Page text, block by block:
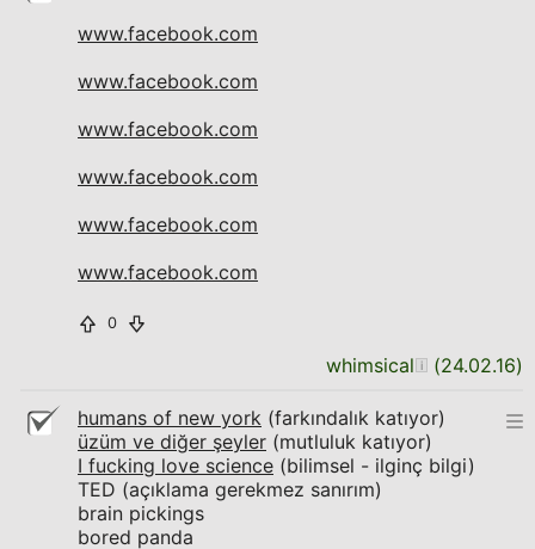
www.facebook.com
www.facebook.com
www.facebook.com
www.facebook.com
www.facebook.com
www.facebook.com
0
whimsical (24.02.16)
humans of new york (farkındalık katıyor)
üzüm ve diğer şeyler (mutluluk katıyor)
I fucking love science (bilimsel - ilginç bilgi)
TED (açıklama gerekmez sanırım)
brain pickings
bored panda